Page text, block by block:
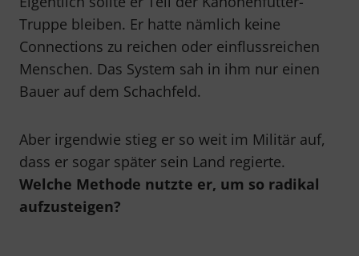
Truppe bleiben. Er hatte nämlich keine
Connections zu reichen oder einflussreichen
Menschen. Das System sah in ihm nur einen
Bauer auf dem Schachfeld.
Aber irgendwie stieg er so weit im Militär auf,
dass er sogar später sein Land regierte.
Welche Methode nutzte er, um so radikal
aufzusteigen?